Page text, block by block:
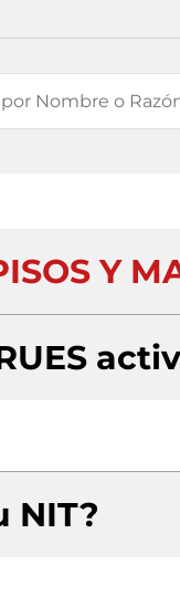
Y
NIT?